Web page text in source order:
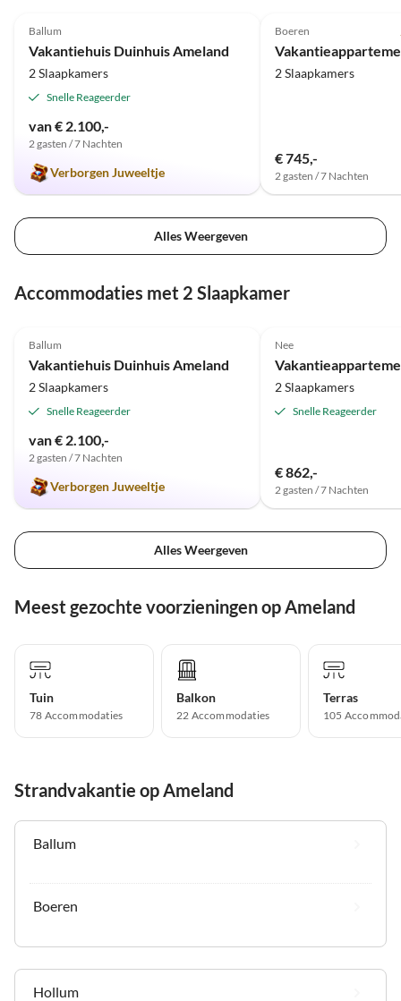
Ballum
Vakantiehuis Duinhuis Ameland
2 Slaapkamers
Snelle Reageerder
van € 2.100,-
2 gasten / 7 Nachten
Verborgen Juweeltje
Boeren
2 Slaapkamers
€ 745,-
2 gasten / 7 Nachten
Alles Weergeven
Accommodaties met 2 Slaapkamer
Ballum
Vakantiehuis Duinhuis Ameland
2 Slaapkamers
Snelle Reageerder
van € 2.100,-
2 gasten / 7 Nachten
Verborgen Juweeltje
Nee
2 Slaapkamers
Snelle Reageerder
€ 862,-
2 gasten / 7 Nachten
Alles Weergeven
Meest gezochte voorzieningen op Ameland
Tuin
78 Accommodaties
Balkon
22 Accommodaties
Terras
105
Strandvakantie op Ameland
Ballum
Boeren
Hollum